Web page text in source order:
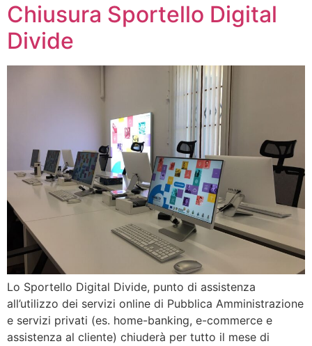
Chiusura Sportello Digital
Divide
Lo Sportello Digital Divide, punto di assistenza
all’utilizzo dei servizi online di Pubblica Amministrazione
e servizi privati (es. home-banking, e-commerce e
assistenza al cliente) chiuderà per tutto il mese di